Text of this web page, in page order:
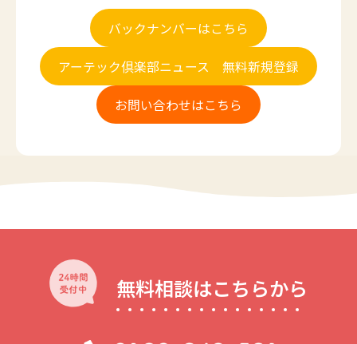
バックナンバーはこちら
アーテック倶楽部ニュース 無料新規登録
お問い合わせはこちら
無料相談はこちらから